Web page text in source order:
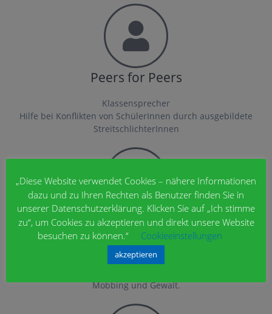
Peers for Peers
Klassensprecher
Hilfe bei Konflikten von SchülerInnen durch ausgebildete
StreitschlichterInnen
Mobbingbeauftragter
BEd. Karl Hartleb
Präventives Arbeiten mit Schulklassen in Bezug auf
Mobbing und Gewalt.
„Diese Website verwendet Cookies – nähere Informationen
dazu und zu Ihren Rechten als Benutzer finden Sie in
unserer Datenschutzerklärung. Klicken Sie auf „Ich stimme
zu“, um Cookies zu akzeptieren und direkt unsere Website
besuchen zu können.“
Cookieeinstellungen
akzeptieren